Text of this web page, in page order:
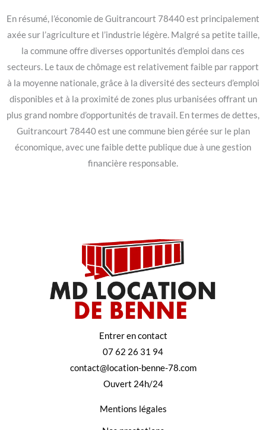
En résumé, l’économie de Guitrancourt 78440 est principalement
axée sur l’agriculture et l’industrie légère. Malgré sa petite taille,
la commune offre diverses opportunités d’emploi dans ces
secteurs. Le taux de chômage est relativement faible par rapport
à la moyenne nationale, grâce à la diversité des secteurs d’emploi
disponibles et à la proximité de zones plus urbanisées offrant un
plus grand nombre d’opportunités de travail. En termes de dettes,
Guitrancourt 78440 est une commune bien gérée sur le plan
économique, avec une faible dette publique due à une gestion
financière responsable.
Entrer en contact
07 62 26 31 94
contact@location-benne-78.com
Ouvert 24h/24
Mentions légales